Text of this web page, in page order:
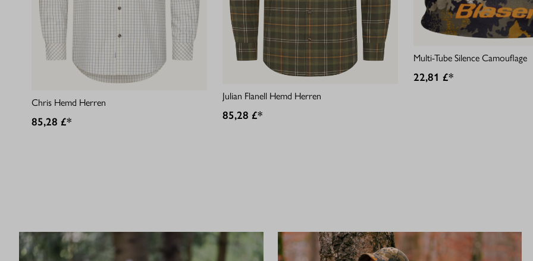
Chris Hemd Herren
85,28 £*
Julian Flanell Hemd Herren
85,28 £*
Multi-Tube Silence Camouflage
22,81 £*